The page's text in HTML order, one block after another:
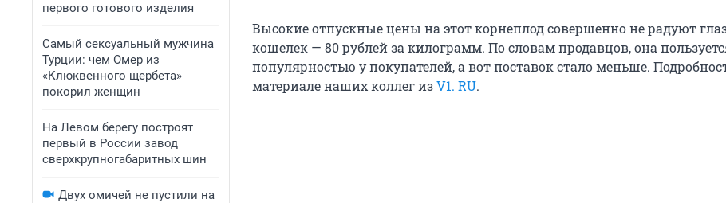
первого готового изделия
Самый сексуальный мужчина
Турции: чем Омер из
«Клюквенного щербета»
покорил женщин
На Левом берегу построят
первый в России завод
сверхкрупногабаритных шин
Двух омичей не пустили на
Высокие отпускные цены на этот корнеплод совершенно не радуют
кошелек — 80 рублей за килограмм. По словам продавцов, она
популярностью у покупателей, а вот поставок стало меньше.
материале наших коллег изV1. RU.